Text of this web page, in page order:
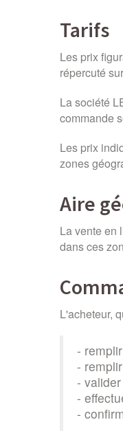
Tarifs
Les prix
répercuté
La société
commande
Les prix
zones
Aire
La vente en
dans ces
L'acheteur,
-
-
-
-
-